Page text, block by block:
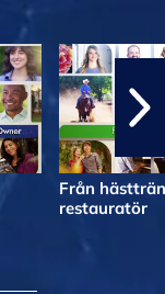
Från
restauratör